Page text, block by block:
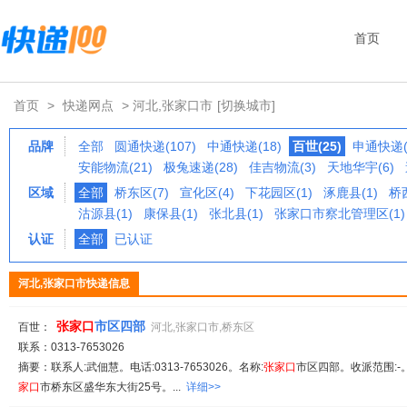
首页
首页 > 快递网点 > 河北,张家口市 [切换城市]
品牌 全部 圆通快递(107) 中通快递(18) 百世(25)
申通快递
安能物流(21)
极兔速递(28) 佳吉物流(3) 天地华宇(6)
区域
全部 桥东区(7) 宣化区(4) 下花园区(1) 涿鹿县(1)
桥
沽源县(1)
康保县(1) 张北县(1)
张家口市察北管理区(1)
认证
全部 已认证
河北,张家口市快递信息
百世： 张家口市区四部 河北,张家口市,桥东区
联系：0313-7653026
摘要：联系人:武佃慧。电话:0313-7653026。名称:张家口市区四部。收派范围:-
家口市桥东区盛华东大街25号。... 详细>>